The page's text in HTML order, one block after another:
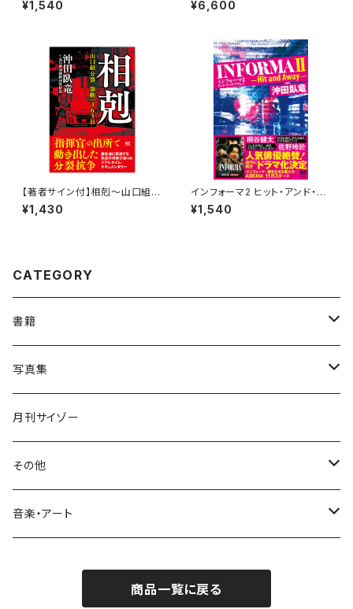
ジナルしおり特典付き】
¥1,540
冊セット
¥6,600
【著者サイン付】相剋～山口組分
裂・激動の365日／沖田臥竜・
山口組問題特別取材班
¥1,430
インフォーマ2 ヒット・アンド・ア
ウェイ／沖田臥竜(New帯付き）
¥1,540
CATEGORY
書籍
書籍(苫米地英人著)
書籍(沖田臥竜著)
皇治
音楽・アート
写真集
民族ハッピー組
姫乃たま
ぐるちょく1st写真集『Splash!』
月刊サイゾー
その他
瓜田純士／日めくりカレンダー
音楽・アート
商品一覧に戻る